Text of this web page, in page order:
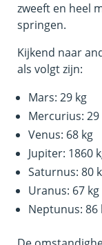
zweeft en heel
springen.
Kijkend naar
als volgt zijn:
Mars: 29 kg
Mercurius: 29
Venus: 68 kg
Jupiter: 1860
Saturnus: 80
Uranus: 67 kg
Neptunus: 86